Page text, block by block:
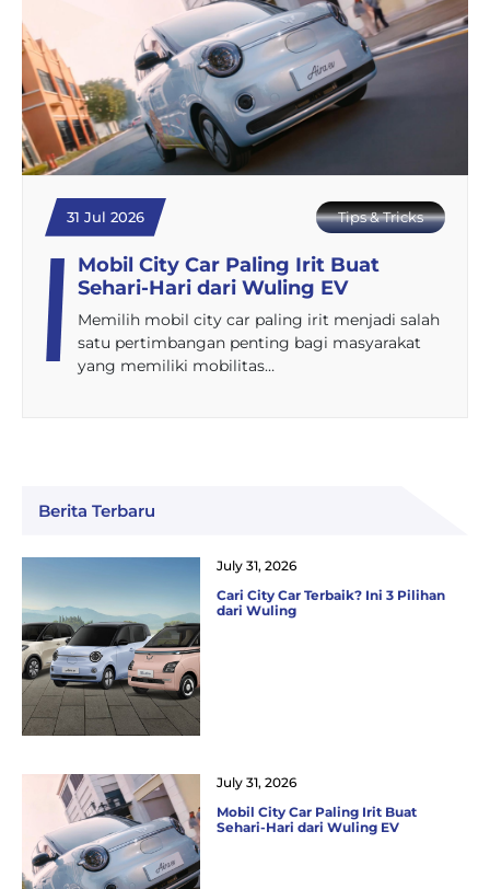
31 Jul 2026 Tips & Tricks
Mobil City Car Paling Irit Buat
Sehari-Hari dari Wuling EV
Memilih mobil city car paling irit menjadi salah
satu pertimbangan penting bagi masyarakat
yang memiliki mobilitas…
Berita Terbaru
Cari City Car Terbaik? Ini 3 Pilihan
dari Wuling
July 31, 2026
Mobil City Car Paling Irit Buat
Sehari-Hari dari Wuling EV
July 31, 2026